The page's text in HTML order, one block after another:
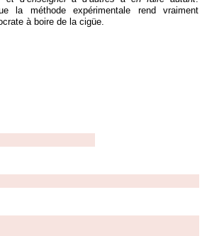
la méthode expérimentale rend vraiment
àboire de la cigüe.